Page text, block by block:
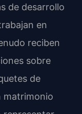
de desarrollo
en
reciben
sobre
de
matrimonio